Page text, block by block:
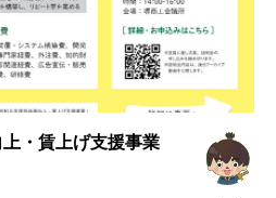
・賃上げ支援事業